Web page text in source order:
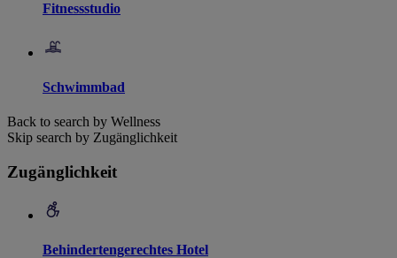
Fitnessstudio
Schwimmbad
Back to search by Wellness
Skip search by Zugänglichkeit
Zugänglichkeit
Behindertengerechtes Hotel